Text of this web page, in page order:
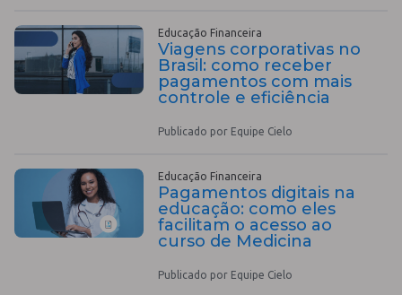
Educação Financeira
Viagens corporativas no
Brasil: como receber
pagamentos com mais
controle e eficiência
Publicado por Equipe Cielo
Educação Financeira
Pagamentos digitais na
educação: como eles
facilitam o acesso ao
curso de Medicina
Publicado por Equipe Cielo